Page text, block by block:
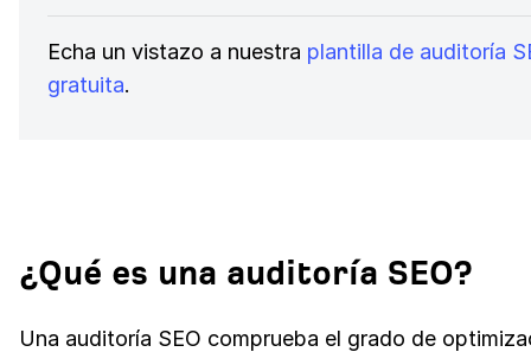
Echa un vistazo a nuestra plantilla de auditoría
gratuita.
¿Qué es una auditoría SEO?
Una auditoría SEO comprueba el grado de